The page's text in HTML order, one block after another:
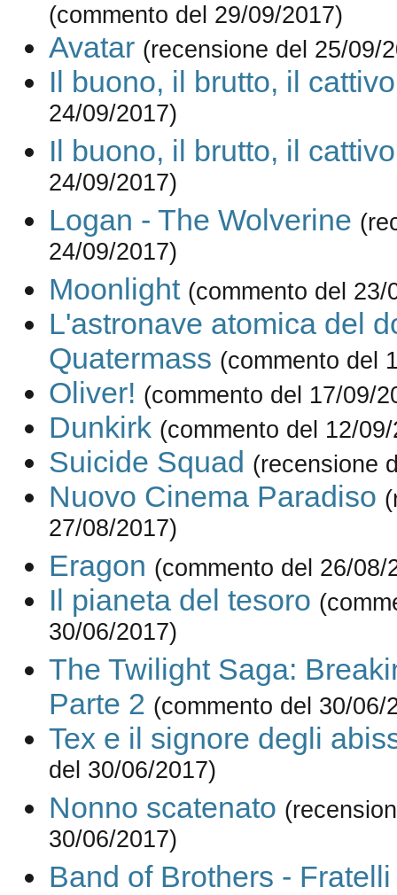
(commento del 29/09/2017)
Avatar (recensione del 25/09/
Il buono, il brutto, il cattivo
24/09/2017)
Il buono, il brutto, il cattivo
24/09/2017)
Logan - The Wolverine
24/09/2017)
Moonlight (commento del 23/
L'astronave atomica del
Quatermass (commento del
Oliver! (commento del 17/09/
Dunkirk (commento del 12/
Suicide Squad (recensione
Nuovo Cinema Paradiso
27/08/2017)
Eragon (commento del 26/08/
Il pianeta del tesoro
30/06/2017)
The Twilight Saga:
Parte 2 (commento del 30/06/
Tex e il signore degli
del 30/06/2017)
Nonno scatenato
30/06/2017)
Band of Brothers -